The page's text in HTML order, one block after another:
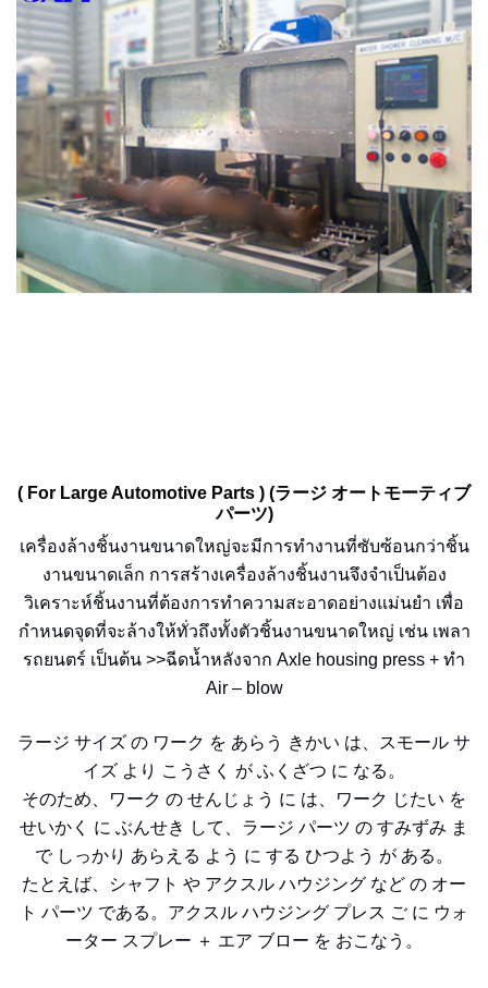
( For Large Automotive Parts ) (ラージ オートモーティブ
パーツ)
เครื่องล้างชิ้นงานขนาดใหญ่จะมีการทำงานที่ซับซ้อนกว่าชิ้น
งานขนาดเล็ก การสร้างเครื่องล้างชิ้นงานจึงจำเป็นต้อง
วิเคราะห์ชิ้นงานที่ต้องการทำความสะอาดอย่างแม่นยำ เพื่อ
กำหนดจุดที่จะล้างให้ทั่วถึงทั้งตัวชิ้นงานขนาดใหญ่ เช่น เพลา
รถยนตร์ เป็นต้น >>ฉีดน้ำหลังจาก Axle housing press + ทำ
Air – blow
ラージ サイズ の ワーク を あらう きかい は、スモール サ
イズ より こうさく が ふくざつ に なる。
そのため、ワーク の せんじょう に は、ワーク じたい を
せいかく に ぶんせき して、ラージ パーツ の すみずみ ま
で しっかり あらえる よう に する ひつよう が ある。
たとえば、シャフト や アクスル ハウジング など の オー
ト パーツ である。アクスル ハウジング プレス ご に ウォ
ーター スプレー ＋ エア ブロー を おこなう。